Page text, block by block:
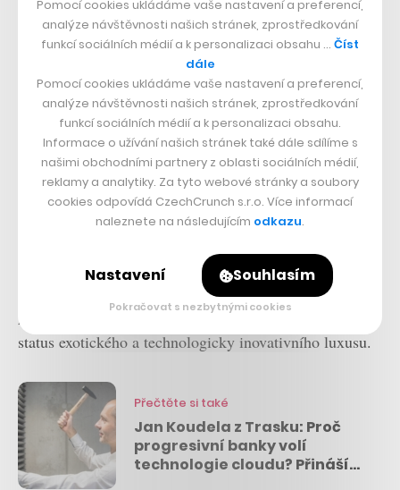
…a z jiného turbínu motoru.
Obsahují totiž, pro majitele chytrých hodinek i
některých quartz modelů takřka banální, alarm, jenž pro
buzení využívá téměř tiché vibrace. Podobná
komplikace je kvůli komplexnosti, nárokům na energii a
dlouhodobou odolnost mechanismu extrémně ojedinělá.
Speciální alarm vznikl ve spolupráci se značkou
Audemars Piguet, náležící do tzv. svaté trojice
nejprestižnějších výrobců mechanických hodinek.
Richard Mille si zase už od svého vzniku v roce 2001
prostřednictvím specifického designu i vlastností buduje
status exotického a technologicky inovativního luxusu.
Přečtěte si také
Jan Koudela z Trasku: Proč
progresivní banky volí
technologie cloudu? Přináší
Pomocí cookies ukládáme vaše nastavení a preferencí,
analýze návštěvnosti našich stránek, zprostředkování
funkcí sociálních médií a k personalizaci obsahu … Číst
dále
Pomocí cookies ukládáme vaše nastavení a preferencí,
analýze návštěvnosti našich stránek, zprostředkování
funkcí sociálních médií a k personalizaci obsahu.
Informace o užívání našich stránek také dále sdílíme s
našimi obchodními partnery z oblasti sociálních médií,
reklamy a analytiky. Za tyto webové stránky a soubory
cookies odpovídá CzechCrunch s.r.o. Více informací
naleznete na následujícím odkazu.
Nastavení Souhlasím
Pokračovat s nezbytnými cookies